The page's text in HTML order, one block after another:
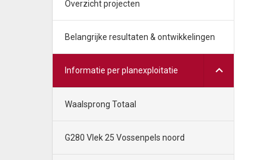
Overzicht projecten
Belangrijke resultaten & ontwikkelingen
Informatie per planexploitatie
Waalsprong Totaal
G280 Vlek 25 Vossenpels noord